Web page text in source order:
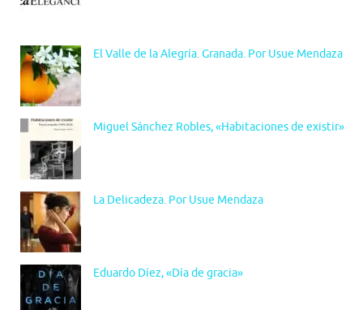
El Valle de la Alegría. Granada. Por Usue Mendaza
Miguel Sánchez Robles, «Habitaciones de existir»
La Delicadeza. Por Usue Mendaza
Eduardo Díez, «Día de gracia»